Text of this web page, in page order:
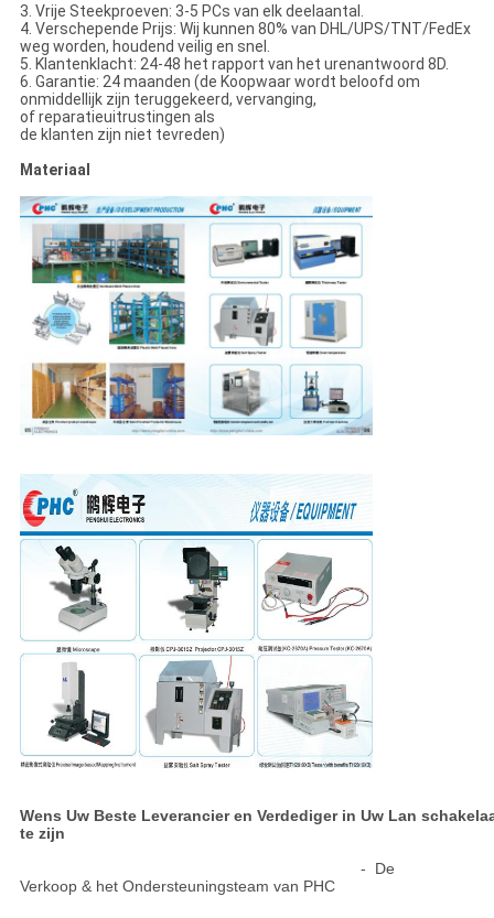
3. Vrije Steekproeven: 3-5 PCs van elk deelaantal.
4. Verschepende Prijs: Wij kunnen 80% van DHL/UPS/TNT/FedEx
weg worden, houdend veilig en snel.
5. Klantenklacht: 24-48 het rapport van het urenantwoord 8D.
6. Garantie: 24 maanden (de Koopwaar wordt beloofd om
onmiddellijk zijn teruggekeerd, vervanging,
of reparatieuitrustingen als
de klanten zijn niet tevreden)
Materiaal
Wens Uw Beste Leverancier en Verdediger in Uw Lan
te zijn
- De
Verkoop & het Ondersteuningsteam van PHC